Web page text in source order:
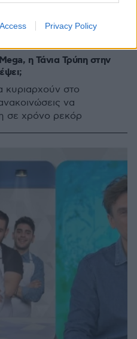
Privacy Policy
η Τάνια Τρύπη στην
κυριαρχούν στο
να
σε χρόνο ρεκόρ